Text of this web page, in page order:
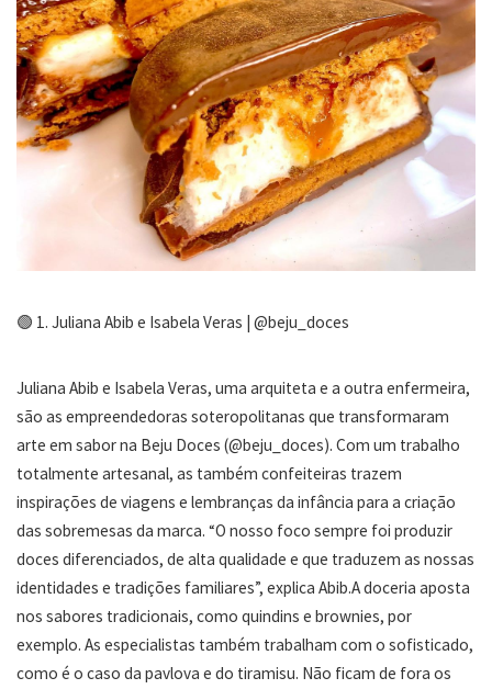
🟢 1. Juliana Abib e Isabela Veras | @beju_doces
Juliana Abib e Isabela Veras, uma arquiteta e a outra enfermeira,
são as empreendedoras soteropolitanas que transformaram
arte em sabor na Beju Doces (@beju_doces). Com um trabalho
totalmente artesanal, as também confeiteiras trazem
inspirações de viagens e lembranças da infância para a criação
das sobremesas da marca. “O nosso foco sempre foi produzir
doces diferenciados, de alta qualidade e que traduzem as nossas
identidades e tradições familiares”, explica Abib.A doceria aposta
nos sabores tradicionais, como quindins e brownies, por
exemplo. As especialistas também trabalham com o sofisticado,
como é o caso da pavlova e do tiramisu. Não ficam de fora os